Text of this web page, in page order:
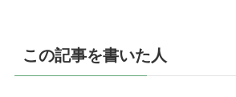
この記事を書いた人